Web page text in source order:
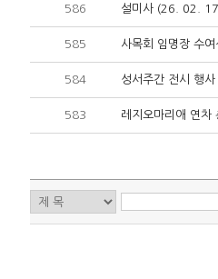
586 설미사 (26. 02.
585 사목회 임명장 수
584 성서주간 전시 행
583 레지오마리애 연